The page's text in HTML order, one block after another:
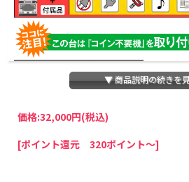
パチスロわっしょいでは、全ての台に「コイン不
せていただいております。コイン不要機をご利用
▼ 商品説明の続きを
価格:32,000円(税込)
[ポイント還元 320ポイント～]